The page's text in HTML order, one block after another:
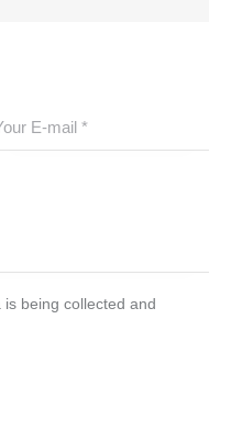
being collected and